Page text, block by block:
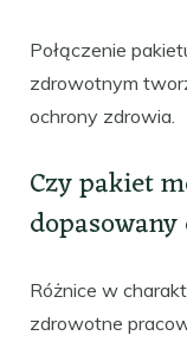
Połączenie
zdrowotnym
ochrony zdrowia.
Czy pakiet
Różnice w
zdrowotne